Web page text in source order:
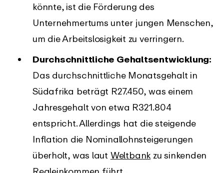
könnte, ist die Förderung des
Unternehmertums unter jungen Menschen,
um die Arbeitslosigkeit zu verringern.
Durchschnittliche Gehaltsentwicklung:
Das durchschnittliche Monatsgehalt in
Südafrika beträgt R27.450, was einem
Jahresgehalt von etwa R321.804
entspricht. Allerdings hat die steigende
Inflation die Nominallohnsteigerungen
überholt, was laut Weltbank zu sinkenden